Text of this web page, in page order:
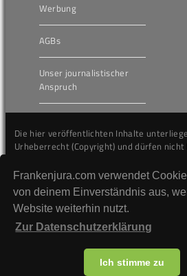
Frankenjura.com verwendet
von deinem Einverständnis aus,
Website weiterhin nutzt.
Zur Datenschutzerklärung
Ich stimme zu
Werbung
AGBs
Unser journalistischer
Anspruch
Die hier veröffentlichten Inhalte
Urheberrecht (Copyright) und dürfen
unverändert wiederveröffentlicht
wir auf juristischem Wege vorgehen.
Kontakt